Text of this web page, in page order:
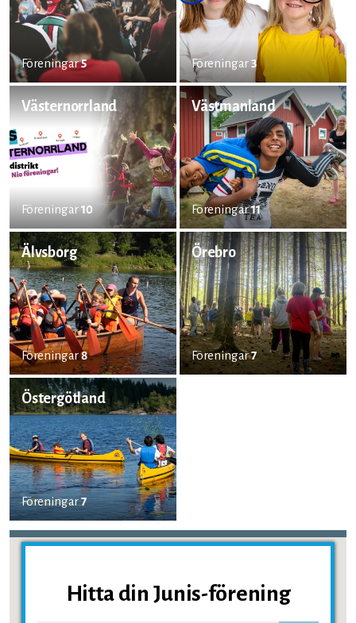
Föreningar5 Föreningar3
Västernorrland
Föreningar10
Västmanland
Föreningar11
Älvsborg
Föreningar8
Örebro
Föreningar7
Östergötland
Föreningar7
Hitta din Junis-förening